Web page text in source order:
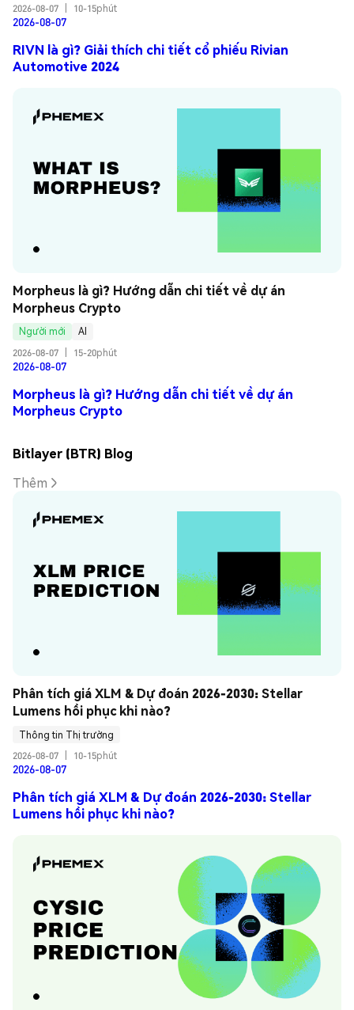
2026-08-07
10-15phút
2026-08-07
RIVN là gì? Giải thích chi tiết cổ phiếu Rivian
Automotive 2024
Morpheus là gì? Hướng dẫn chi tiết về dự án
Morpheus Crypto
Người mới
AI
2026-08-07
15-20phút
2026-08-07
Morpheus là gì? Hướng dẫn chi tiết về dự án
Morpheus Crypto
Bitlayer (BTR) Blog
Thêm
Phân tích giá XLM & Dự đoán 2026-2030: Stellar
Lumens hồi phục khi nào?
Thông tin Thị trường
2026-08-07
10-15phút
2026-08-07
Phân tích giá XLM & Dự đoán 2026-2030: Stellar
Lumens hồi phục khi nào?